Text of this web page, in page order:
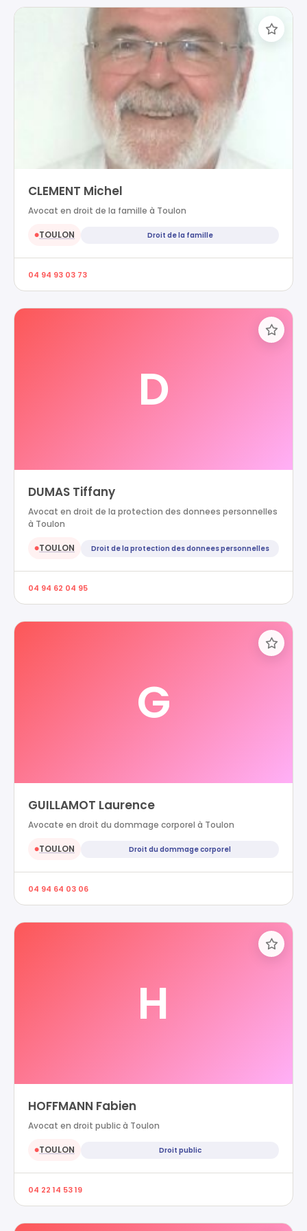
CLEMENT Michel
Avocat en droit de la famille à Toulon
●TOULON Droit de la famille
04 94 93 03 73
D
DUMAS Tiffany
Avocat en droit de la protection des donnees personnelles
à Toulon
●TOULON Droit de la protection des donnees personnelles
04 94 62 04 95
G
GUILLAMOT Laurence
Avocate en droit du dommage corporel à Toulon
●TOULON Droit du dommage corporel
04 94 64 03 06
H
HOFFMANN Fabien
Avocat en droit public à Toulon
●TOULON Droit public
04 22 14 53 19